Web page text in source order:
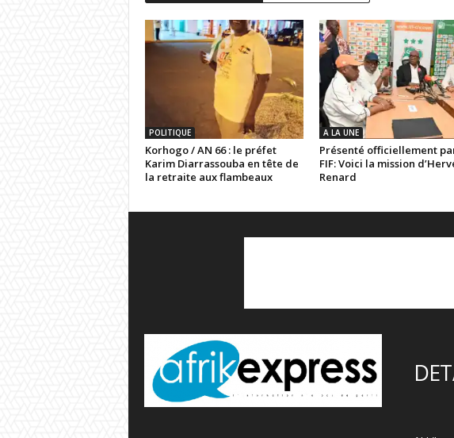
POLITIQUE
Korhogo / AN 66 : le préfet
Karim Diarrassouba en tête de
la retraite aux flambeaux
A LA UNE
Présenté officiellement
FIF: Voici la mission
Renard